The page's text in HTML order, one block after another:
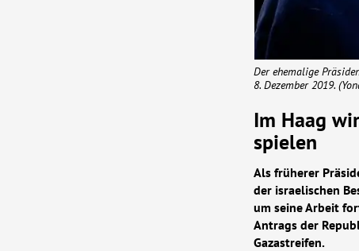
Der ehemalige
8. Dezember 2019.
Im Haag
spielen
Als früherer
der israelischen
um seine Arbeit
Antrags der
Gazastreifen.